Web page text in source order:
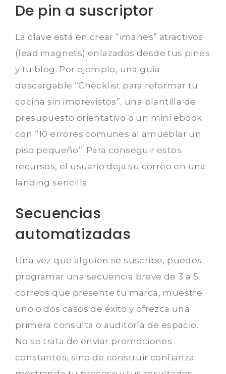
De pin a suscriptor
La clave está en crear “imanes” atractivos
(lead magnets) enlazados desde tus pines
y tu blog. Por ejemplo, una guía
descargable “Checklist para reformar tu
cocina sin imprevistos”, una plantilla de
presupuesto orientativo o un mini ebook
con “10 errores comunes al amueblar un
piso pequeño”. Para conseguir estos
recursos, el usuario deja su correo en una
landing sencilla.
Secuencias
automatizadas
Una vez que alguien se suscribe, puedes
programar una secuencia breve de 3 a 5
correos que presente tu marca, muestre
uno o dos casos de éxito y ofrezca una
primera consulta o auditoría de espacio.
No se trata de enviar promociones
constantes, sino de construir confianza